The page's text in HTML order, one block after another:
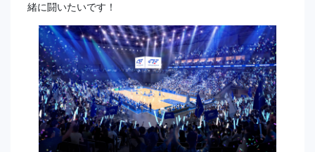
緒に闘いたいです！